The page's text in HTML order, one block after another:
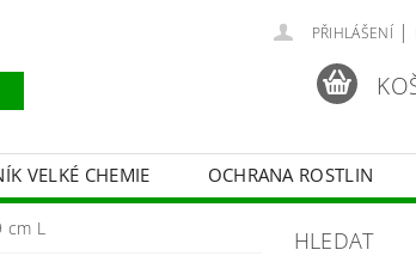
PŘIHLÁŠENÍ |
VELKÉ CHEMIE
OCHRANA ROSTLIN
VINNÉ RÉVY - BELCHIM
cm L HLEDAT